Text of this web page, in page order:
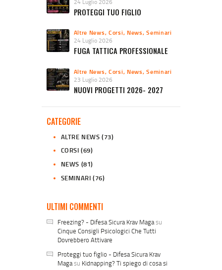
24 Luglio 2026
PROTEGGI TUO FIGLIO
Altre News,Corsi, News,Seminari
24 Luglio 2026
FUGA TATTICA PROFESSIONALE
Altre News,Corsi, News,Seminari
23 Luglio 2026
NUOVI PROGETTI 2026- 2027
CATEGORIE
ALTRE NEWS (73)
CORSI (69)
NEWS (81)
SEMINARI (76)
ULTIMI COMMENTI
Freezing? - Difesa Sicura Krav Magasu
Cinque Consigli Psicologici Che Tutti
Dovrebbero Attivare
Proteggi tuo figlio - Difesa Sicura Krav
Magasu Kidnapping? Ti spiego di cosa si